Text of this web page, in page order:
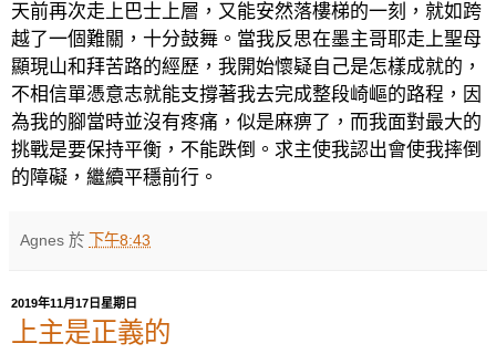
天前再次走上巴士上層，又能安然落樓梯的一刻，就如跨
越了一個難關，十分鼓舞。當我反思在墨主哥耶走上聖母
顯現山和拜苦路的經歷，我開始懷疑自己是怎樣成就的，
不相信單憑意志就能支撐著我去完成整段崎嶇的路程，因
為我的腳當時並沒有疼痛，似是麻痹了，而我面對最大的
挑戰是要保持平衡，不能跌倒 。求主使我認出會使我摔倒
的障礙，繼續平穩前行。
Agnes 於 下午8:43
2019年11月17日星期日
上主是正義的